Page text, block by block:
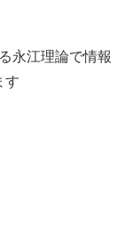
永江理論で情報
す